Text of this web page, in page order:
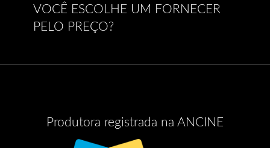
VOCÊ ESCOLHE UM FORNECER
PELO PREÇO?
Produtora registrada na ANCINE